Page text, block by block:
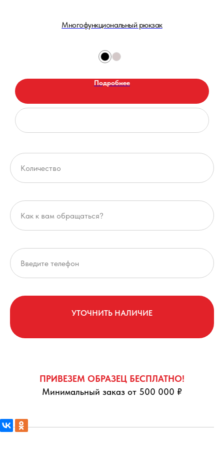
Многофункциональный рюкзак
Подробнее
УТОЧНИТЬ НАЛИЧИЕ
ПРИВЕЗЕМ ОБРАЗЕЦ БЕСПЛАТНО!
Минимальный заказ от 500 000 ₽